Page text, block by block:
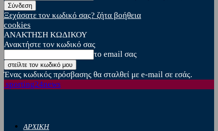
Ξεχάσατε τον κωδικό σας? ζήτα βοήθεια
cookies
ΑΝΑΚΤΗΣΗ ΚΩΔΙΚΟΥ
Ανακτήστε τον κωδικό σας
το email σας
Ένας κωδικός πρόσβασης θα σταλθεί με e-mail σε εσάς.
sporting24news
ΑΡΧΙΚΗ